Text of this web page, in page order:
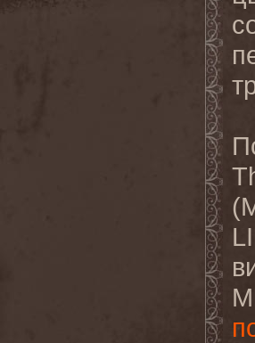
(